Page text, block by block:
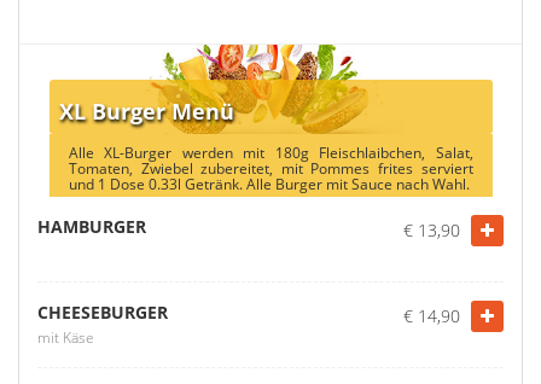
XL Burger Menü
Alle XL-Burger werden mit 180g Fleischlaibchen, Salat,
Tomaten, Zwiebel zubereitet, mit Pommes frites serviert
und 1 Dose 0.33l Getränk. Alle Burger mit Sauce nach Wahl.
HAMBURGER € 13,90
CHEESEBURGER
mit Käse
€ 14,90